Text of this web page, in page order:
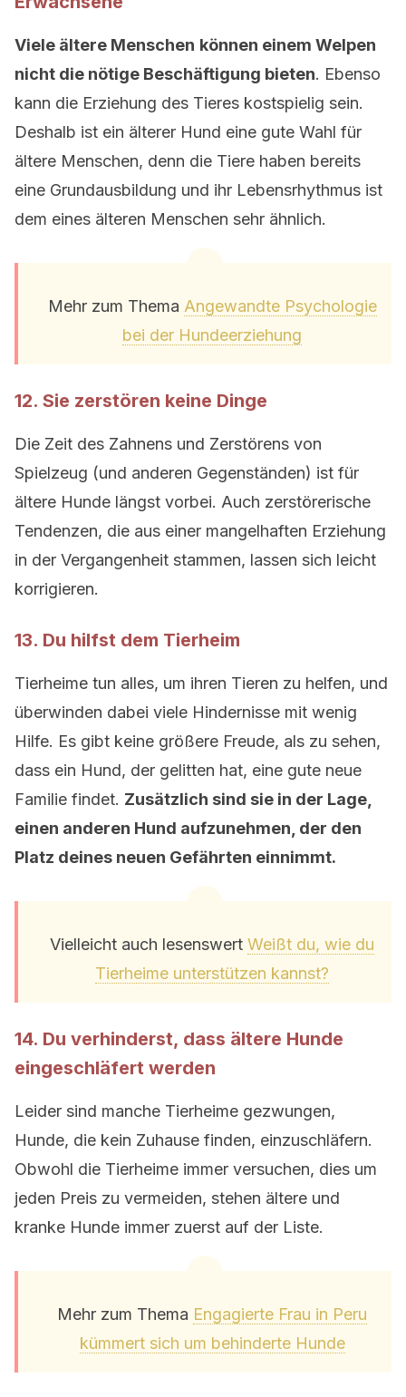
Viele ältere Menschen können einem Welpen
nicht die nötige Beschäftigung bieten. Ebenso
kann die Erziehung des Tieres kostspielig sein.
Deshalb ist ein älterer Hund eine gute Wahl für
ältere Menschen, denn die Tiere haben bereits
eine Grundausbildung und ihr Lebensrhythmus ist
dem eines älteren Menschen sehr ähnlich.
Mehr zum Thema Angewandte Psychologie
bei der Hundeerziehung
12. Sie zerstören keine Dinge
Die Zeit des Zahnens und Zerstörens von
Spielzeug (und anderen Gegenständen) ist für
ältere Hunde längst vorbei. Auch zerstörerische
Tendenzen, die aus einer mangelhaften Erziehung
in der Vergangenheit stammen, lassen sich leicht
korrigieren.
13. Du hilfst dem Tierheim
Tierheime tun alles, um ihren Tieren zu helfen, und
überwinden dabei viele Hindernisse mit wenig
Hilfe. Es gibt keine größere Freude, als zu sehen,
dass ein Hund, der gelitten hat, eine gute neue
Familie findet. Zusätzlich sind sie in der Lage,
einen anderen Hund aufzunehmen, der den
Platz deines neuen Gefährten einnimmt.
Vielleicht auch lesenswert Weißt du, wie du
Tierheime unterstützen kannst?
14. Du verhinderst, dass ältere Hunde
eingeschläfert werden
Leider sind manche Tierheime gezwungen,
Hunde, die kein Zuhause finden, einzuschläfern.
Obwohl die Tierheime immer versuchen, dies um
jeden Preis zu vermeiden, stehen ältere und
kranke Hunde immer zuerst auf der Liste.
Mehr zum Thema Engagierte Frau in Peru
kümmert sich um behinderte Hunde